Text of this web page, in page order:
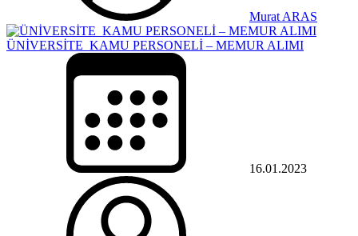
Murat ARAS
ÜNİVERSİTE KAMU PERSONELİ – MEMUR ALIMI
16.01.2023